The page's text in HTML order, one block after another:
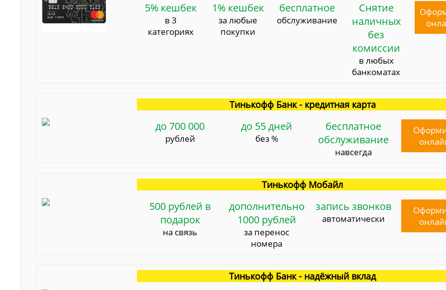
5% кешбек
в 3
категориях
1% кешбек
за любые
покупки
бесплатное
обслуживание
Снятие
наличных
без
комиссии
в любых
банкоматах
Тинькофф Банк - кредитная карта
до 700 000
рублей
до 55 дней
без %
бесплатное
обслуживание
навсегда
Тинькофф Мобайл
500 рублей в
подарок
на связь
дополнительно
1000 рублей
за перенос
номера
запись звонков
автоматически
Тинькофф Банк - надёжный вклад